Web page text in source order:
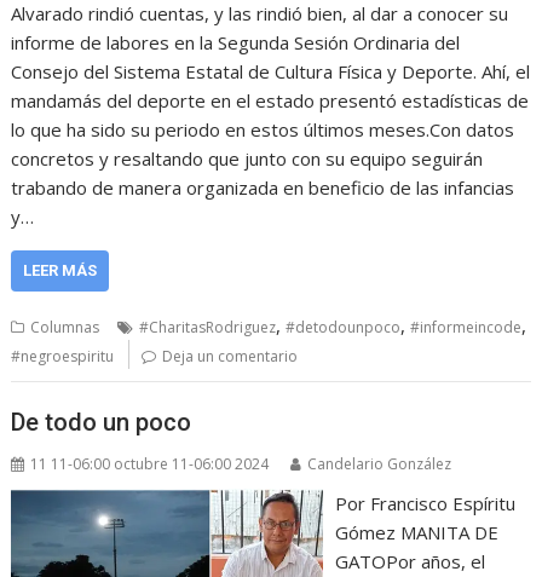
Alvarado rindió cuentas, y las rindió bien, al dar a conocer su
informe de labores en la Segunda Sesión Ordinaria del
Consejo del Sistema Estatal de Cultura Física y Deporte. Ahí, el
mandamás del deporte en el estado presentó estadísticas de
lo que ha sido su periodo en estos últimos meses.Con datos
concretos y resaltando que junto con su equipo seguirán
trabando de manera organizada en beneficio de las infancias
y…
LEER MÁS
Columnas #CharitasRodriguez,#detodounpoco,#informeincode,
#negroespiritu Deja un comentario
De todo un poco
11 11-06:00 octubre 11-06:00 2024 Candelario González
Por Francisco Espíritu
Gómez MANITA DE
GATOPor años, el